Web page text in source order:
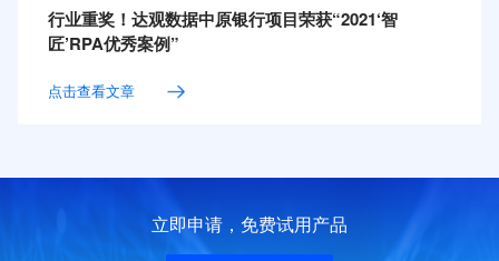
行业重奖！达观数据中原银行项目荣获“2021‘智
匠’RPA优秀案例”
点击查看文章
立即申请，免费试用产品